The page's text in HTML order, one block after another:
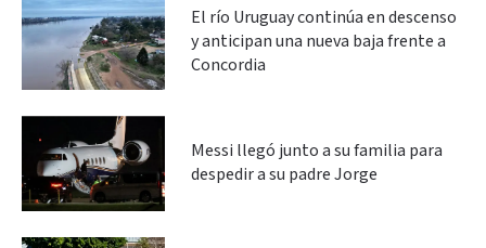
El río Uruguay continúa en descenso
y anticipan una nueva baja frente a
Concordia
Messi llegó junto a su familia para
despedir a su padre Jorge